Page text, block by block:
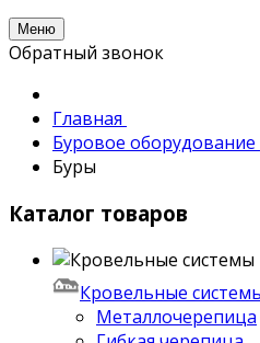
Меню
Обратный звонок
Главная
Буровое оборудование
Буры
Каталог товаров
Кровельные
Металлочерепица